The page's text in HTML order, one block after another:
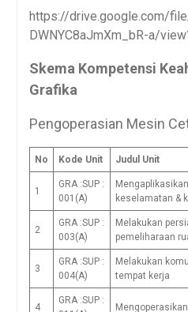
https://drive.google.com/
DWNYC8aJmXm_bR-a/
Skema Kompetensi
Grafika
Pengoperasian Mesin
No Kode Unit Judul Unit
1
GRA :SUP :
001(A)
keselamatan &
2
GRA :SUP :
003(A)
Melakukan
pemeliharaan
3
GRA :SUP :
004(A)
Melakukan
tempat kerja
4
GRA :SUP :